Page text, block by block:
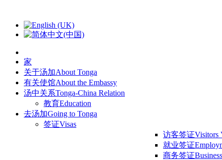
家
关于汤加About Tonga
有关使馆About the Embassy
汤中关系Tonga-China Relation
教育Education
去汤加Going to Tonga
签证Visas
访客签证Visitors
就业签证
商务签证